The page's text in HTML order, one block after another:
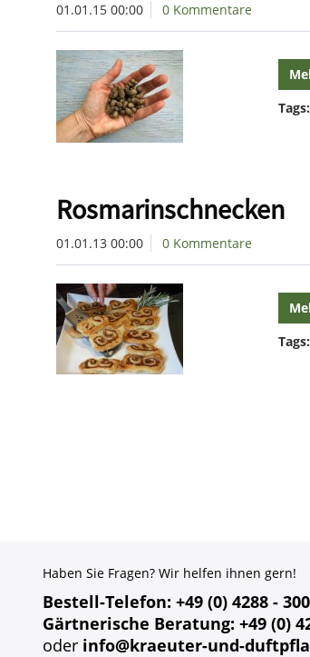
01.01.15 00:00 0 Kommentare
Tags:
Rosmarinschnecken
01.01.13 00:00 0 Kommentare
Tags:
Haben Sie Fragen? Wir helfen ihnen gern!
Bestell-Telefon: +49 (0) 4288 -
Gärtnerische Beratung: +49 (0)
oder info@kraeuter-und-